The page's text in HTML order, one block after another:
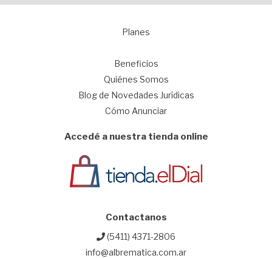
Planes
Beneficios
Quiénes Somos
Blog de Novedades Jurídicas
Cómo Anunciar
Accedé a nuestra tienda online
Contactanos
(5411) 4371-2806
info@albrematica.com.ar